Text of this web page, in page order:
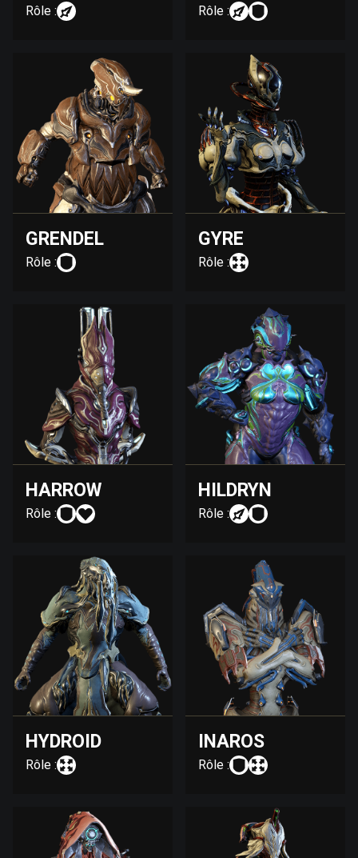
Rôle : Rôle :
GRENDEL
Rôle :
GYRE
Rôle :
HARROW
Rôle :
HILDRYN
Rôle :
HYDROID
Rôle :
INAROS
Rôle :